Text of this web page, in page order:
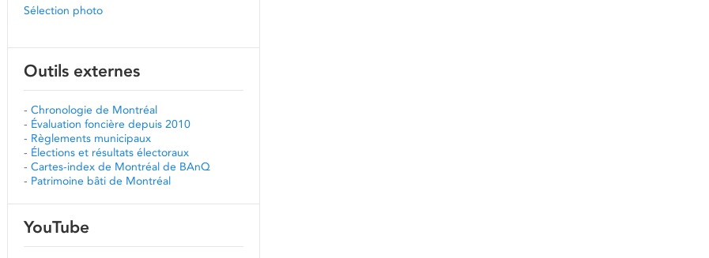
Sélection photo
Outils externes
- Chronologie de Montréal
- Évaluation foncière depuis 2010
- Règlements municipaux
- Élections et résultats électoraux
- Cartes-index de Montréal de BAnQ
- Patrimoine bâti de Montréal
YouTube